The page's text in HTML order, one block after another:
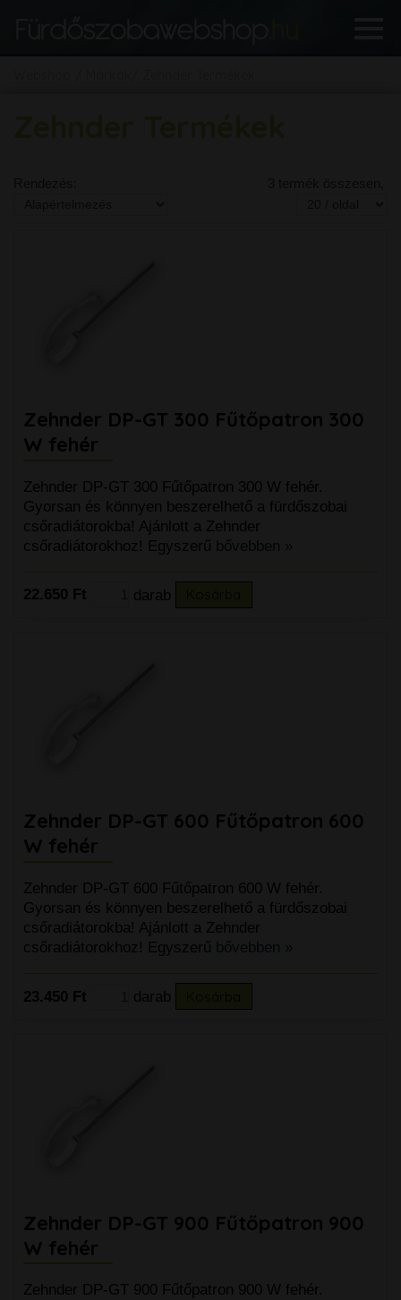
Zehnder DP-GT 300 Fűtőpatron 300
W fehér
Zehnder DP-GT 300 Fűtőpatron 300 W fehér.
Gyorsan és könnyen beszerelhető a fürdőszobai
csőradiátorokba! Ajánlott a Zehnder
csőradiátorokhoz! Egyszerű bővebben »
22.650 Ft darab
Zehnder DP-GT 600 Fűtőpatron 600
W fehér
Zehnder DP-GT 600 Fűtőpatron 600 W fehér.
Gyorsan és könnyen beszerelhető a fürdőszobai
csőradiátorokba! Ajánlott a Zehnder
csőradiátorokhoz! Egyszerű bővebben »
23.450 Ft darab
Zehnder DP-GT 900 Fűtőpatron 900
W fehér
Zehnder DP-GT 900 Fűtőpatron 900 W fehér.